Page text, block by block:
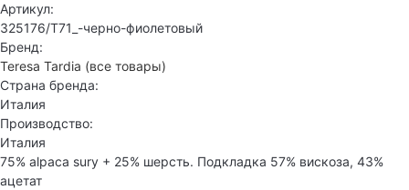
Артикул:
325176/T71_-черно-фиолетовый
Бренд:
Teresa Tardia (все товары)
Страна бренда:
Италия
Производство:
Италия
75% alpaca sury + 25% шерсть. Подкладка 57% вискоза, 43%
ацетат